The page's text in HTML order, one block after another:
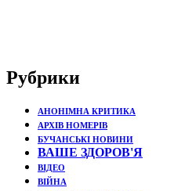
Рубрики
АНОНІМНА КРИТИКА
АРХІВ НОМЕРІВ
БУЧАНСЬКІ НОВИНИ
ВАШЕ ЗДОРОВ'Я
ВІДЕО
ВІЙНА